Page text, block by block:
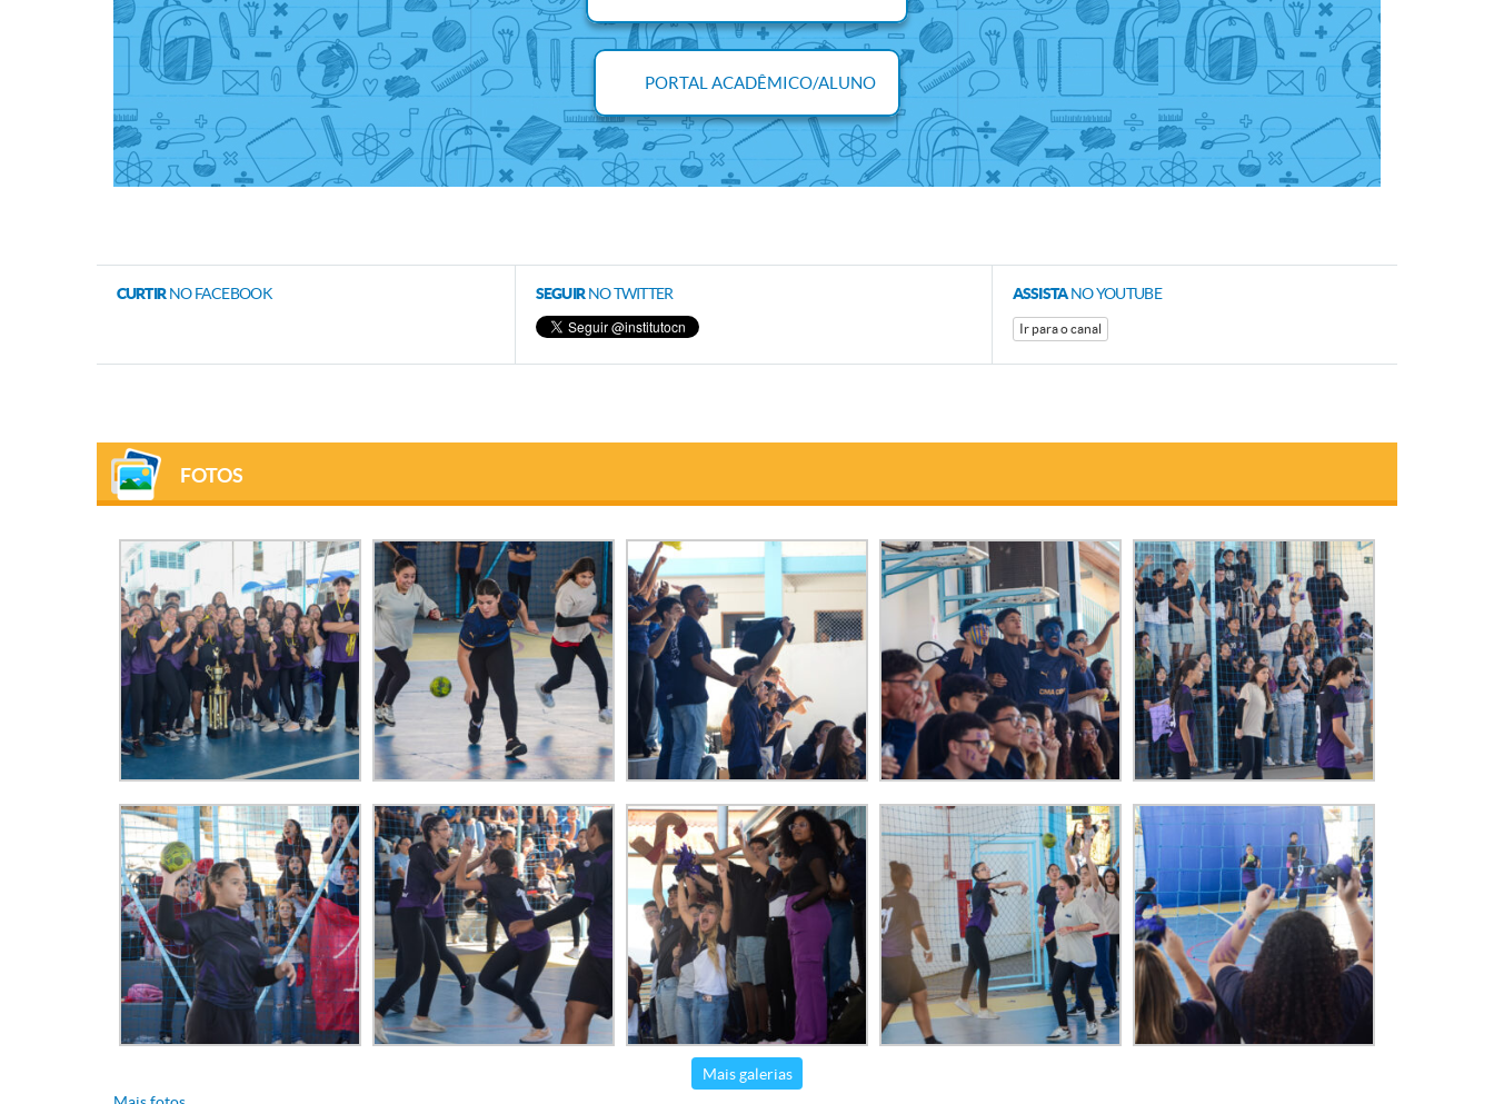
PORTAL ACADÊMICO/ALUNO
CURTIRNO FACEBOOK SEGUIRNO TWITTER ASSISTANO YOUTUBE
Ir para o canal
FOTOS
Mais galerias